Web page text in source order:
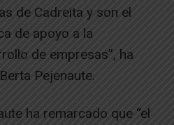
de Cadreita y son el
de apoyo a la
de empresas”, ha
Pejenaute.
ha remarcado que “el